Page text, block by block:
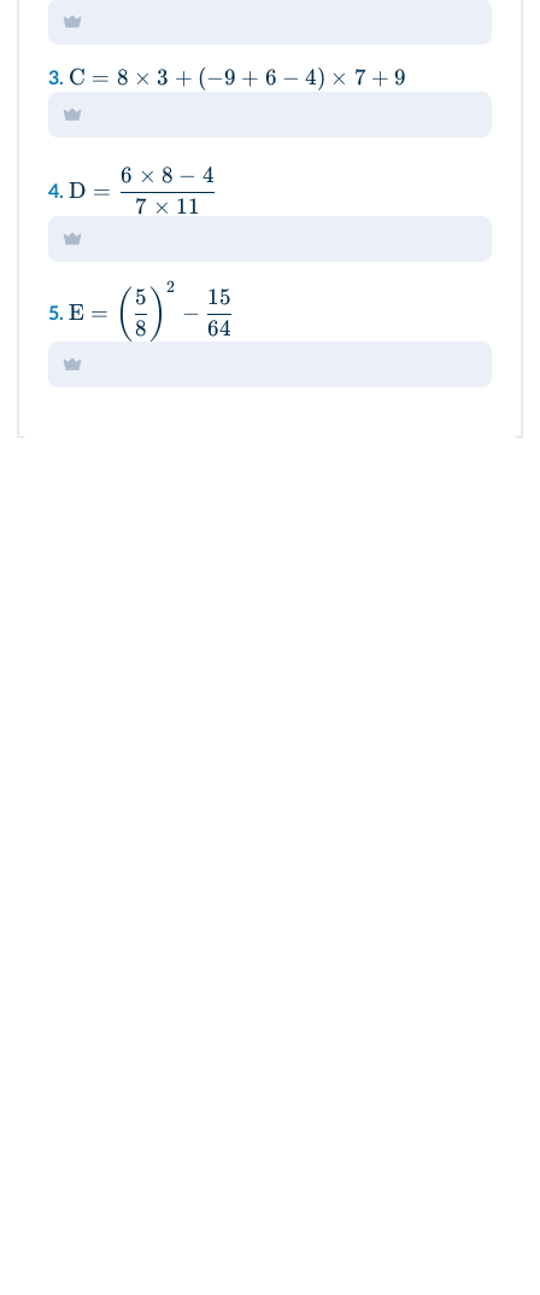
3. C = 8 × 3 + (−9 + 6 − 4) × 7 + 9
4. D =
7 × 11
6 × 8 − 4
5. E = ( 8
5 ) 2
−
64
15